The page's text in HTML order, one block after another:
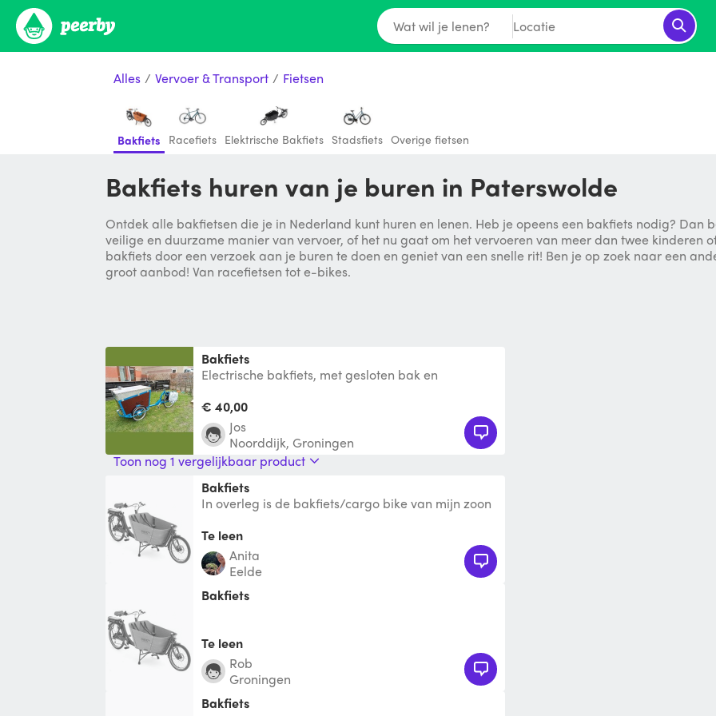
Wat wil je lenen? Locatie
Alles / Vervoer & Transport / Fietsen
Bakfiets Racefiets Elektrische Bakfiets Stadsfiets Overige fietsen
Bakfiets huren van je buren in Paterswolde
Ontdek alle bakfietsen die je in Nederland kunt huren en lenen. Heb je opeens een bakfiets nodig? Dan
veilige en duurzame manier van vervoer, of het nu gaat om het vervoeren van meer dan twee kinderen
bakfiets door een verzoek aan je buren te doen en geniet van een snelle rit! Ben je op zoek naar een
groot aanbod! Van racefietsen tot e-bikes.
Bakfiets
Electrische bakfiets, met gesloten bak en
voor enorme a
€ 40,00
Jos
Noorddijk, Groningen
Toon nog 1 vergelijkbaar product
Bakfiets
In overleg is de bakfiets/cargo bike van mijn zoon
en
Te leen
Anita
Eelde
Bakfiets
Te leen
Rob
Groningen
Bakfiets